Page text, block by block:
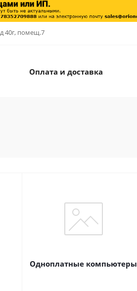
40г, помещ.7
Оплата и доставка
Одноплатные компьютеры